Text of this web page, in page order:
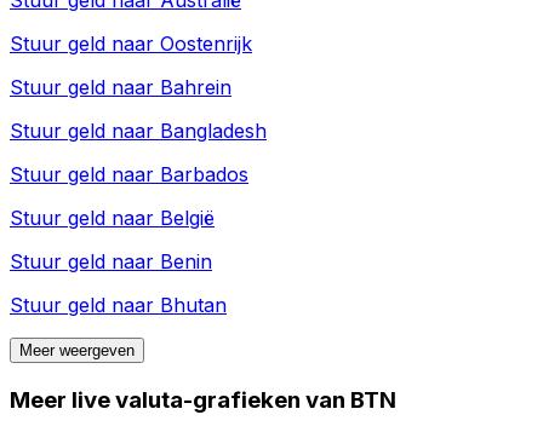
Stuur geld naar Oostenrijk
Stuur geld naar Bahrein
Stuur geld naar Bangladesh
Stuur geld naar Barbados
Stuur geld naar België
Stuur geld naar Benin
Stuur geld naar Bhutan
Meer weergeven
Meer live valuta-grafieken van BTN